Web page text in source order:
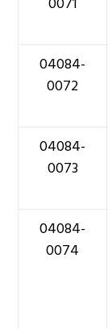
04084-
0072
04084-
0073
04084-
0074